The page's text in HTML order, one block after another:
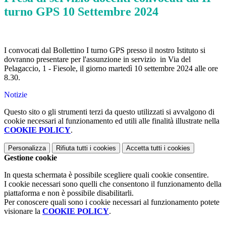
turno GPS 10 Settembre 2024
I convocati dal Bollettino I turno GPS presso il nostro Istituto si
dovranno presentare per l'assunzione in servizio in Via del
Pelagaccio, 1 - Fiesole, il giorno martedì 10 settembre 2024 alle ore
8.30.
Notizie
Questo sito o gli strumenti terzi da questo utilizzati si avvalgono di
cookie necessari al funzionamento ed utili alle finalità illustrate nella
COOKIE POLICY.
Personalizza Rifiuta tutti i cookies Accetta tutti i cookies
Gestione cookie
In questa schermata è possibile scegliere quali cookie consentire.
I cookie necessari sono quelli che consentono il funzionamento della
piattaforma e non è possibile disabilitarli.
Per conoscere quali sono i cookie necessari al funzionamento potete
visionare la COOKIE POLICY.